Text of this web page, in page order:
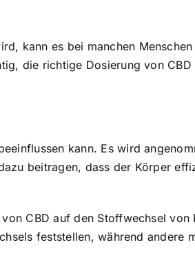
kann es bei manchen
die richtige Dosierung von
kann. Es wird
beitragen, dass der Körper
CBD auf den Stoffwechsel
feststellen, während andere